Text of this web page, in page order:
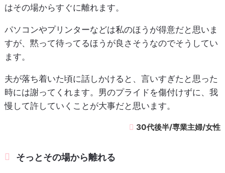
はその場からすぐに離れます。
パソコンやプリンターなどは私のほうが得意だと思いま
すが、黙って待ってるほうが良さそうなのでそうしてい
ます。
夫が落ち着いた頃に話しかけると、言いすぎたと思った
時には謝ってくれます。男のプライドを傷付けずに、我
慢して許していくことが大事だと思います。
30代後半/専業主婦/女性
そっとその場から離れる